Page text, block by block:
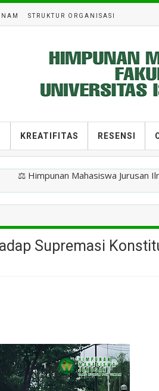
STRUKTUR ORGANISASI
KREATIFITAS RESENSI
Mahasiswa Jurusan Ilmu
Supremasi